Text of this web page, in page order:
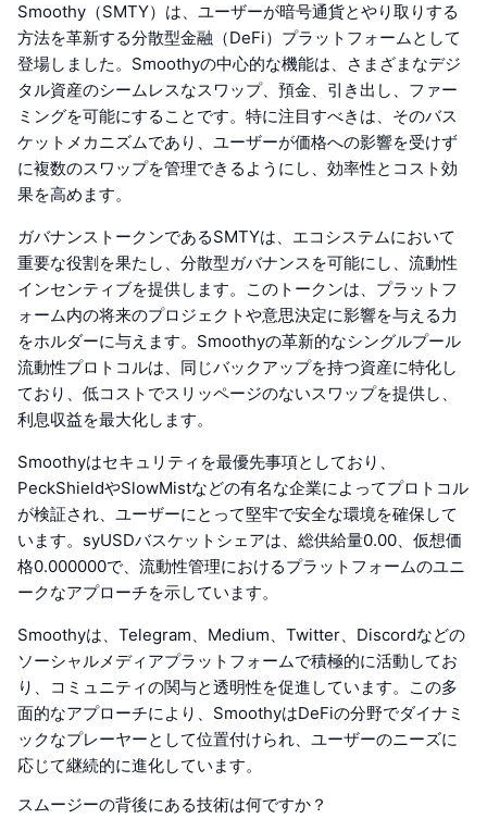
Smoothy（SMTY）は、ユーザーが暗号通貨とやり取りする
方法を革新する分散型金融（DeFi）プラットフォームとして
登場しました。Smoothyの中心的な機能は、さまざまなデジ
タル資産のシームレスなスワップ、預金、引き出し、ファー
ミングを可能にすることです。特に注目すべきは、そのバス
ケットメカニズムであり、ユーザーが価格への影響を受けず
に複数のスワップを管理できるようにし、効率性とコスト効
果を高めます。
ガバナンストークンであるSMTYは、エコシステムにおいて
重要な役割を果たし、分散型ガバナンスを可能にし、流動性
インセンティブを提供します。このトークンは、プラットフ
ォーム内の将来のプロジェクトや意思決定に影響を与える力
をホルダーに与えます。Smoothyの革新的なシングルプール
流動性プロトコルは、同じバックアップを持つ資産に特化し
ており、低コストでスリッページのないスワップを提供し、
利息収益を最大化します。
Smoothyはセキュリティを最優先事項としており、
PeckShieldやSlowMistなどの有名な企業によってプロトコル
が検証され、ユーザーにとって堅牢で安全な環境を確保して
います。syUSDバスケットシェアは、総供給量0.00、仮想価
格0.000000で、流動性管理におけるプラットフォームのユニ
ークなアプローチを示しています。
Smoothyは、Telegram、Medium、Twitter、Discordなどの
ソーシャルメディアプラットフォームで積極的に活動してお
り、コミュニティの関与と透明性を促進しています。この多
面的なアプローチにより、SmoothyはDeFiの分野でダイナミ
ックなプレーヤーとして位置付けられ、ユーザーのニーズに
応じて継続的に進化しています。
スムージーの背後にある技術は何ですか？